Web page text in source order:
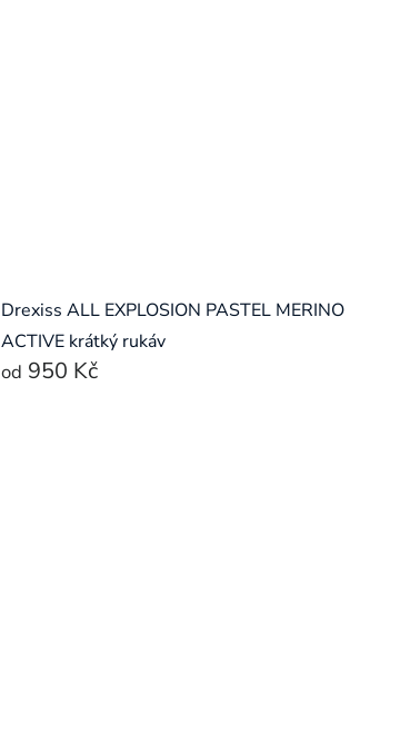
Drexiss ALL EXPLOSION PASTEL MERINO
ACTIVE krátký rukáv
od 950 Kč